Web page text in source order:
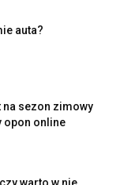
auta?
sezon zimowy
opon online